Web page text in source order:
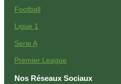
Football
Ligue 1
Serie A
Premier League
Nos Réseaux Sociaux